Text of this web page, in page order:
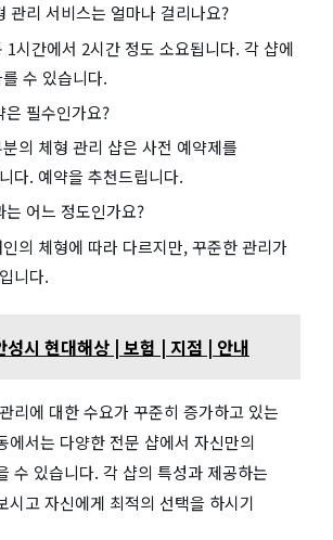
관리 서비스는 얼마나 걸리나요?
1시간에서 2시간 정도 소요됩니다. 각 샵에
수 있습니다.
은 필수인가요?
의 체형 관리 샵은 사전 예약제를
다. 예약을 추천드립니다.
는 어느 정도인가요?
의 체형에 따라 다르지만, 꾸준한 관리가
니다.
성시 현대해상 | 보험 | 지점 | 안내
리에 대한 수요가 꾸준히 증가하고 있는
에서는 다양한 전문 샵에서 자신만의
수 있습니다. 각 샵의 특성과 제공하는
시고 자신에게 최적의 선택을 하시기